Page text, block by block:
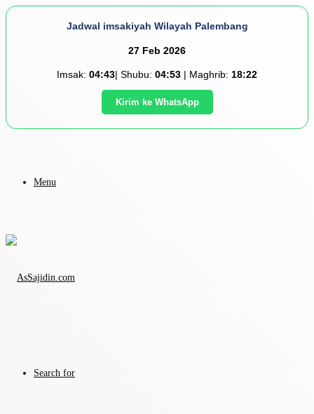
Jadwal imsakiyah Wilayah Palembang
27 Feb 2026
Imsak: 04:43| Shubu: 04:53 | Maghrib: 18:22
Kirim ke WhatsApp
Menu
Search for